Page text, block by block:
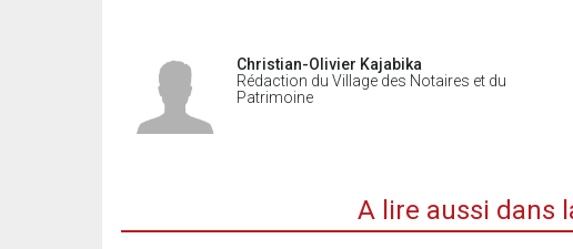
Christian-Olivier Kajabika
Rédaction du Village des Notaires et du
Patrimoine
A lire aussi dans